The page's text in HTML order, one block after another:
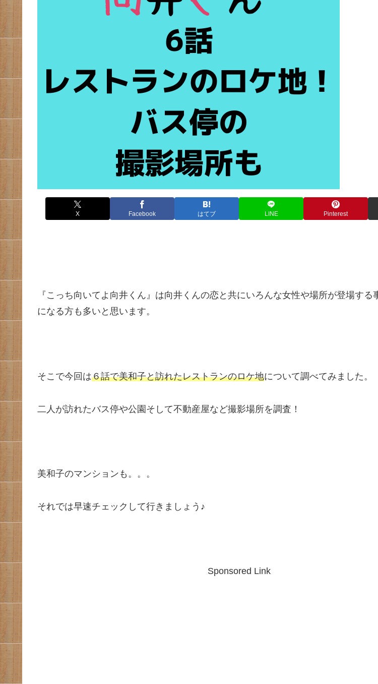
X Facebook はてブ LINE Pinterest
『こっち向いてよ向井くん』は向井くんの恋と共にいろんな女性や場所が登場する
になる方も多いと思います。
そこで今回は６話で美和子と訪れたレストランのロケ地について調べてみました。
二人が訪れたバス停や公園そして不動産屋など撮影場所を調査！
美和子のマンションも。。。
それでは早速チェックして行きましょう♪
Sponsored Link